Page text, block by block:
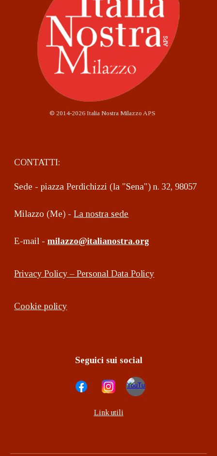
© 2014-2026 Italia Nostra Milazzo APS
CONTATTI:
Sede - piazza Perdichizzi (la "Sena") n. 32, 98057
Milazzo (Me) -La nostra sede
E-mail -milazzo@italianostra.org
Privacy Policy – Personal Data Policy
Cookie policy
Seguici sui social
Link utili